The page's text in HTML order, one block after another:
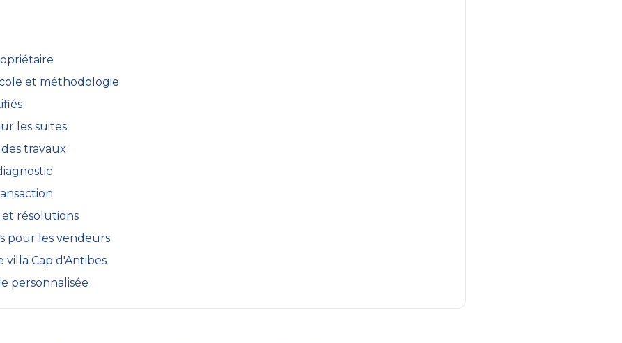
et méthodologie
les suites
travaux
résolutions
pour les vendeurs
villa Cap d'Antibes
personnalisée